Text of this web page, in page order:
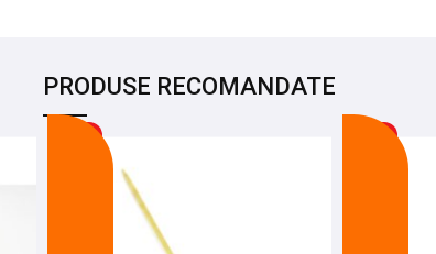
PRODUSE RECOMANDATE